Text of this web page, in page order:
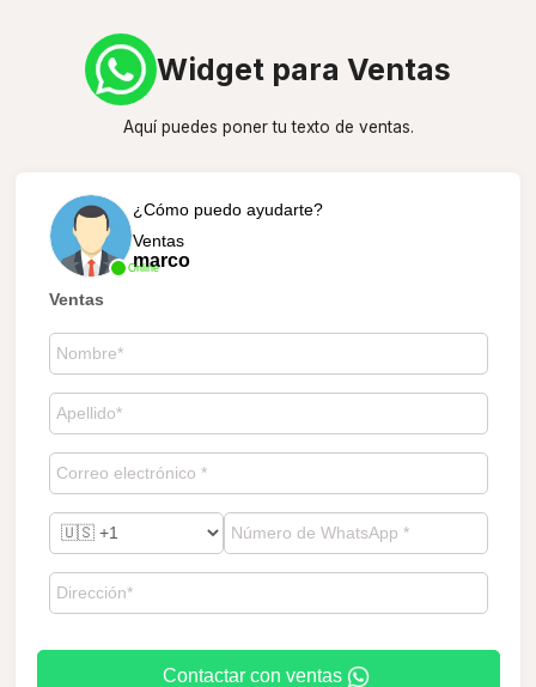
Widget para Ventas
Aquí puedes poner tu texto de ventas.
Online
¿Cómo puedo ayudarte?
Ventas
marco
Ventas
Contactar con ventas